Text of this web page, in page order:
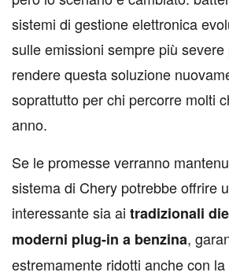
sistemi di gestione elettronica
sulle emissioni sempre più
rendere questa soluzione
soprattutto per chi percorre molti
anno.
Se le promesse verranno
sistema di Chery potrebbe offrire
interessante sia ai tradizionali
moderni plug-in a benzina,
estremamente ridotti anche con